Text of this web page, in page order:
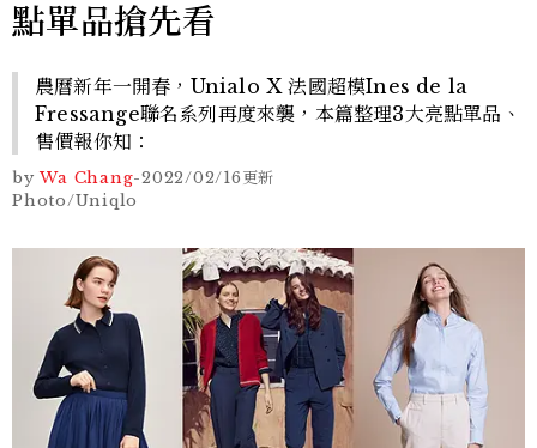
點單品搶先看
農曆新年一開春，Unialo X 法國超模Ines de la
Fressange聯名系列再度來襲，本篇整理3大亮點單品、
售價報你知：
by Wa Chang-2022/02/16更新
Photo/Uniqlo